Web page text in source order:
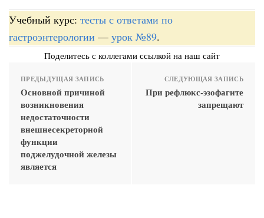
Учебный курс: тесты с ответами по
гастроэнтерологии — урок №89.
Поделитесь с коллегами ссылкой на наш сайт
ПРЕДЫДУЩАЯ ЗАПИСЬ
Основной причиной
возникновения
недостаточности
внешнесекреторной
функции
поджелудочной железы
является
СЛЕДУЮЩАЯ ЗАПИСЬ
При рефлюкс-эзофагите
запрещают